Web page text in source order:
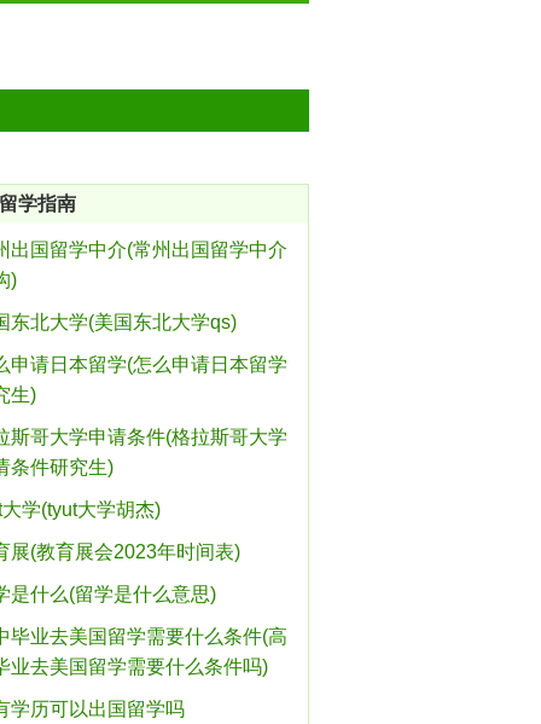
学指南
出国留学中介(常州出国留学中介
)
东北大学(美国东北大学qs)
申请日本留学(怎么申请日本留学
生)
斯哥大学申请条件(格拉斯哥大学
条件研究生)
学(tyut大学胡杰)
展(教育展会2023年时间表)
是什么(留学是什么意思)
毕业去美国留学需要什么条件(高
业去美国留学需要什么条件吗)
学历可以出国留学吗